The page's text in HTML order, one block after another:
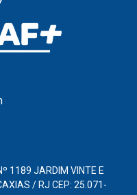
1189 JARDIM VINTE E
/ RJ CEP: 25.071-